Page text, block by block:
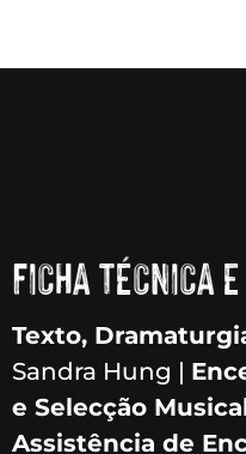
FICHA TÉCNICA
Texto,
Sandra Hung |
e Selecção
Assistência de